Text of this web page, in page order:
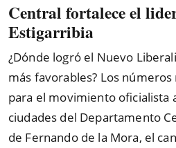
Central fortalece el
Estigarribia
¿Dónde logró el Nuevo
más favorables? Los
para el movimiento oficialista
ciudades del Departamento
de Fernando de la Mora, el